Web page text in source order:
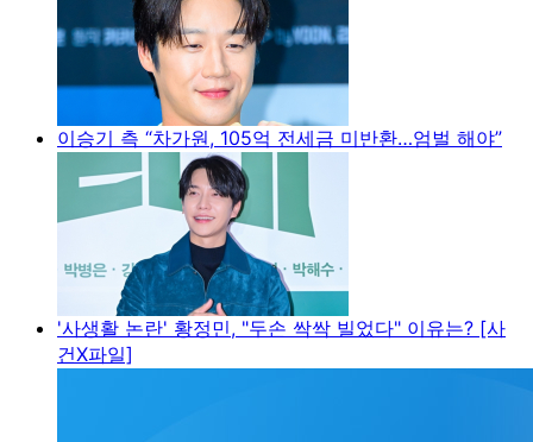
이승기 측 “차가원, 105억 전세금 미반환…엄벌 해야”
'사생활 논란' 황정민, "두손 싹싹 빌었다" 이유는? [사
건X파일]